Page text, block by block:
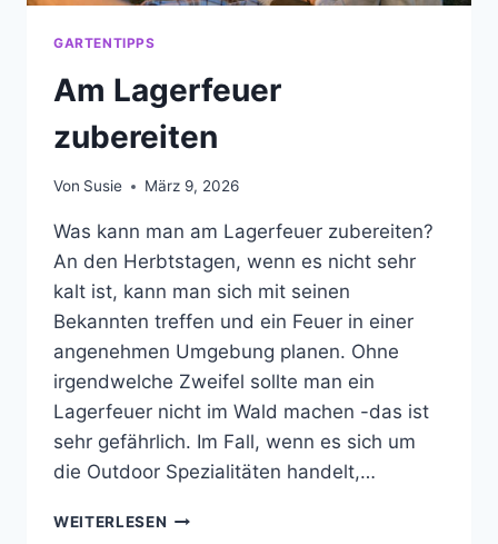
GARTENTIPPS
Am Lagerfeuer
zubereiten
Von Susie März 9, 2026
Was kann man am Lagerfeuer zubereiten?
An den Herbtstagen, wenn es nicht sehr
kalt ist, kann man sich mit seinen
Bekannten treffen und ein Feuer in einer
angenehmen Umgebung planen. Ohne
irgendwelche Zweifel sollte man ein
Lagerfeuer nicht im Wald machen -das ist
sehr gefährlich. Im Fall, wenn es sich um
die Outdoor Spezialitäten handelt,…
WEITERLESEN AM